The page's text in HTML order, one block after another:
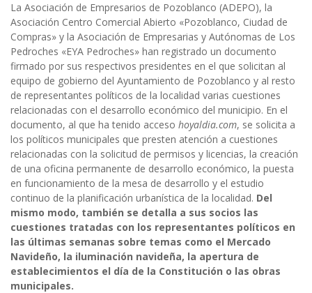
La Asociación de Empresarios de Pozoblanco (ADEPO), la
Asociación Centro Comercial Abierto «Pozoblanco, Ciudad de
Compras» y la Asociación de Empresarias y Autónomas de Los
Pedroches «EYA Pedroches» han registrado un documento
firmado por sus respectivos presidentes en el que solicitan al
equipo de gobierno del Ayuntamiento de Pozoblanco y al resto
de representantes políticos de la localidad varias cuestiones
relacionadas con el desarrollo económico del municipio. En el
documento, al que ha tenido acceso hoyaldia.com, se solicita a
los políticos municipales que presten atención a cuestiones
relacionadas con la solicitud de permisos y licencias, la creación
de una oficina permanente de desarrollo económico, la puesta
en funcionamiento de la mesa de desarrollo y el estudio
continuo de la planificación urbanística de la localidad. Del
mismo modo, también se detalla a sus socios las
cuestiones tratadas con los representantes políticos en
las últimas semanas sobre temas como el Mercado
Navideño, la iluminación navideña, la apertura de
establecimientos el día de la Constitución o las obras
municipales.